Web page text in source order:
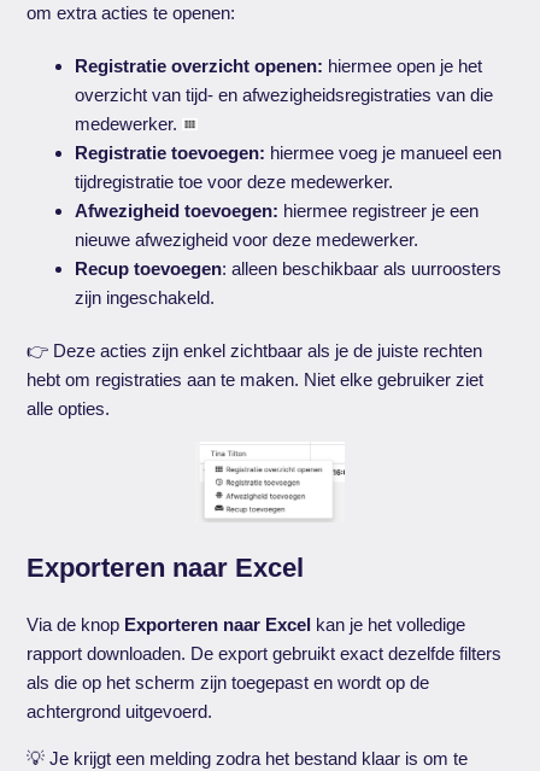
om extra acties te openen:
Registratie overzicht openen: hiermee open je het
overzicht van tijd- en afwezigheidsregistraties van die
medewerker.
Registratie toevoegen: hiermee voeg je manueel een
tijdregistratie toe voor deze medewerker.
Afwezigheid toevoegen: hiermee registreer je een
nieuwe afwezigheid voor deze medewerker.
Recup toevoegen: alleen beschikbaar als uurroosters
zijn ingeschakeld.
👉 Deze acties zijn enkel zichtbaar als je de juiste rechten
hebt om registraties aan te maken. Niet elke gebruiker ziet
alle opties.
Exporteren naar Excel
Via de knop Exporteren naar Excel kan je het volledige
rapport downloaden. De export gebruikt exact dezelfde filters
als die op het scherm zijn toegepast en wordt op de
achtergrond uitgevoerd.
💡 Je krijgt een melding zodra het bestand klaar is om te